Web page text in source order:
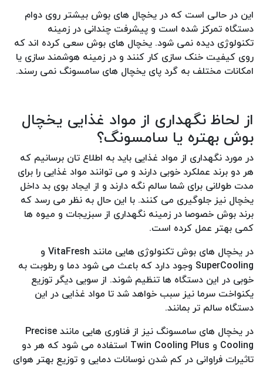
این در حالی است که در یخچال های بوش بیشتر روی دوام
دستگاه تمرکز شده است و پیشرفت چندانی در زمینه
تکنولوژی دیده نمی شود. یخچال های بوش سعی کرده اند که
روی کیفیت خنک سازی کار کنند و در زمینه هوشمند سازی یا
امکانات مختلف به گرد پای یخچال های سامسونگ نمی رسند.
از لحاظ نگهداری از مواد غذایی یخچال
بوش بهتره یا سامسونگ؟
در مورد نگهداری از مواد غذایی باید به اطلاع تان برسانیم که
هر دو برند عملکرد خوبی دارند و می توانند مواد غذایی را برای
مدت طولانی برای شما سالم نگه دارند و از ایجاد بوی بد داخل
یخچال نیز جلوگیری می کنند. با این حال به نظر می رسد که
برند بوش خصوصا در زمینه نگهداری از سبزیجات و میوه ها
کمی بهتر عمل کرده است.
در یخچال های بوش تکنولوژی هایی مانند VitaFresh و
SuperCooling وجود دارد که باعث می شود دما و رطوبت به
خوبی در این دستگاه ها تنظیم شوند. از سویی دیگر توزیع
یکنواخت سرما نیز سبب خواهد شد تا مواد غذایی در این
دستگاه سالم تر بمانند.
در یخچال های سامسونگ نیز از فناوری هایی مانند Precise
Cooling و Twin Cooling Plus استفاده می شود که هر دو
تاثیرات فراوانی در کم شدن نوسانات دمایی و توزیع بهتر هوای